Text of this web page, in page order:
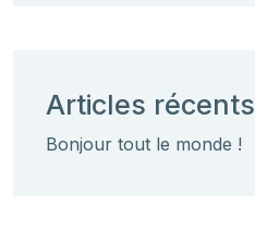
Articles récents
Bonjour tout le monde !